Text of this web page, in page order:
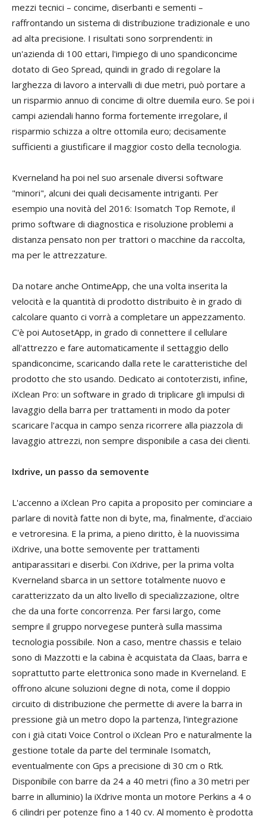
mezzi tecnici – concime, diserbanti e sementi –
raffrontando un sistema di distribuzione tradizionale e uno
ad alta precisione. I risultati sono sorprendenti: in
un'azienda di 100 ettari, l'impiego di uno spandiconcime
dotato di Geo Spread, quindi in grado di regolare la
larghezza di lavoro a intervalli di due metri, può portare a
un risparmio annuo di concime di oltre duemila euro. Se poi i
campi aziendali hanno forma fortemente irregolare, il
risparmio schizza a oltre ottomila euro; decisamente
sufficienti a giustificare il maggior costo della tecnologia.
Kverneland ha poi nel suo arsenale diversi software
"minori", alcuni dei quali decisamente intriganti. Per
esempio una novità del 2016: Isomatch Top Remote, il
primo software di diagnostica e risoluzione problemi a
distanza pensato non per trattori o macchine da raccolta,
ma per le attrezzature.
Da notare anche OntimeApp, che una volta inserita la
velocità e la quantità di prodotto distribuito è in grado di
calcolare quanto ci vorrà a completare un appezzamento.
C'è poi AutosetApp, in grado di connettere il cellulare
all'attrezzo e fare automaticamente il settaggio dello
spandiconcime, scaricando dalla rete le caratteristiche del
prodotto che sto usando. Dedicato ai contoterzisti, infine,
iXclean Pro: un software in grado di triplicare gli impulsi di
lavaggio della barra per trattamenti in modo da poter
scaricare l'acqua in campo senza ricorrere alla piazzola di
lavaggio attrezzi, non sempre disponibile a casa dei clienti.
Ixdrive, un passo da semovente
L'accenno a iXclean Pro capita a proposito per cominciare a
parlare di novità fatte non di byte, ma, finalmente, d'acciaio
e vetroresina. E la prima, a pieno diritto, è la nuovissima
iXdrive, una botte semovente per trattamenti
antiparassitari e diserbi. Con iXdrive, per la prima volta
Kverneland sbarca in un settore totalmente nuovo e
caratterizzato da un alto livello di specializzazione, oltre
che da una forte concorrenza. Per farsi largo, come
sempre il gruppo norvegese punterà sulla massima
tecnologia possibile. Non a caso, mentre chassis e telaio
sono di Mazzotti e la cabina è acquistata da Claas, barra e
soprattutto parte elettronica sono made in Kverneland. E
offrono alcune soluzioni degne di nota, come il doppio
circuito di distribuzione che permette di avere la barra in
pressione già un metro dopo la partenza, l'integrazione
con i già citati Voice Control o iXclean Pro e naturalmente la
gestione totale da parte del terminale Isomatch,
eventualmente con Gps a precisione di 30 cm o Rtk.
Disponibile con barre da 24 a 40 metri (fino a 30 metri per
barre in alluminio) la iXdrive monta un motore Perkins a 4 o
6 cilindri per potenze fino a 140 cv. Al momento è prodotta